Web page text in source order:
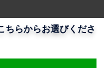
ちらからお選びくださ